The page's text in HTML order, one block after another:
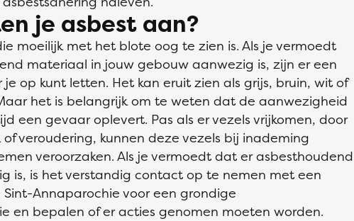
je asbest aan?
moeilijk met het blote oog te zien is. Als je vermoedt
materiaal in jouw gebouw aanwezig is, zijn er een
op kunt letten. Het kan eruit zien als grijs, bruin, wit of
het is belangrijk om te weten dat de aanwezigheid
een gevaar oplevert. Pas als er vezels vrijkomen, door
veroudering, kunnen deze vezels bij inademing
veroorzaken. Als je vermoedt dat er asbesthoudend
is, is het verstandig contact op te nemen met een
Annaparochie voor een grondige
en bepalen of er acties genomen moeten worden.